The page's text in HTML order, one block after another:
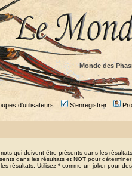
Monde des
d'utilisateurs S'enregistrer
qui doivent être présents dans les
dans les résultats et NOT pour
résultats. Utilisez * comme un joker pour des